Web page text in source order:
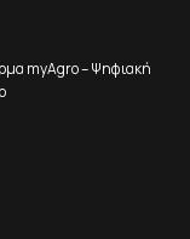
myAgro – Ψηφιακή